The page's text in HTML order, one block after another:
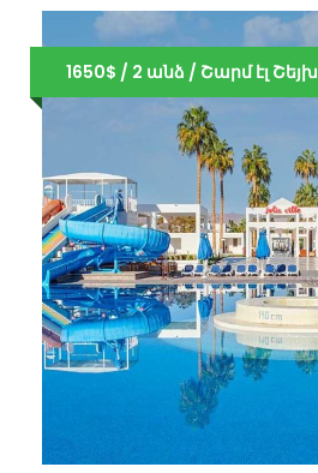
1650$ / 2 անձ / Շարմ էլ Շեյխ